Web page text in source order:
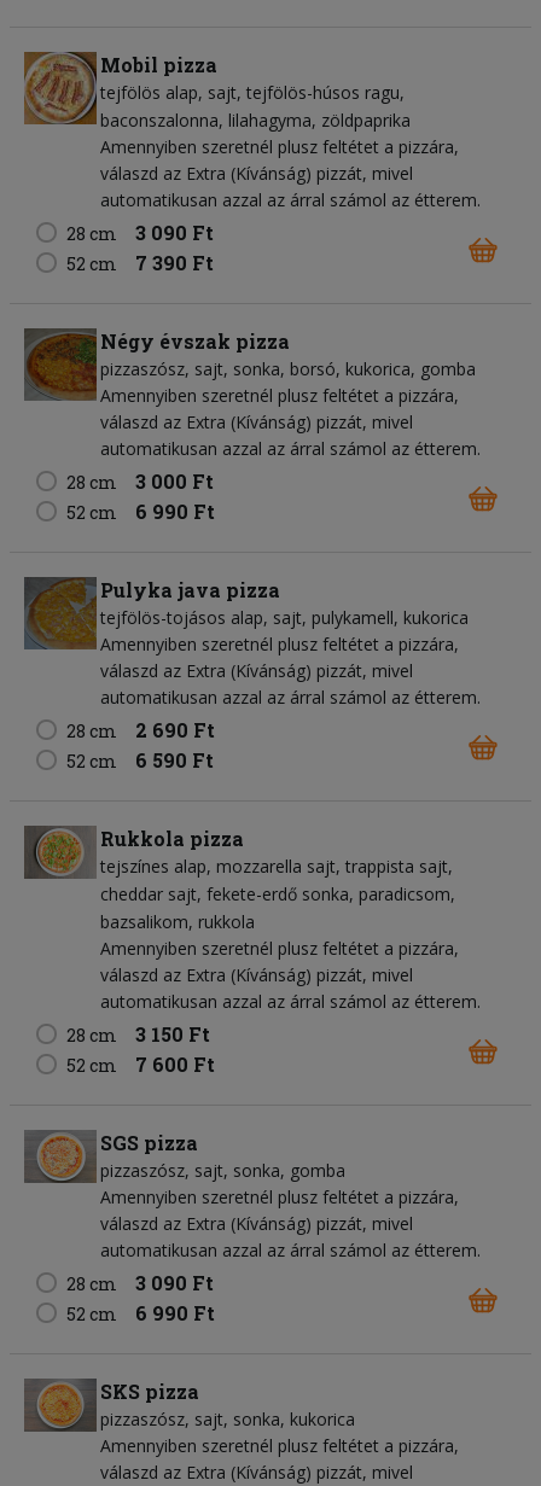
Mobil pizza
tejfölös alap sajt tejfölös-húsos ragu
baconszalonna lilahagyma zöldpaprika
Amennyiben szeretnél plusz feltétet a pizzára,
válaszd az Extra (Kívánság) pizzát, mivel
automatikusan azzal az árral számol az étterem.
28 cm
3 090 Ft
52 cm 7 390 Ft
Négy évszak pizza
pizzaszósz sajt sonka borsó kukorica gomba
Amennyiben szeretnél plusz feltétet a pizzára,
válaszd az Extra (Kívánság) pizzát, mivel
automatikusan azzal az árral számol az étterem.
28 cm
3 000 Ft
52 cm 6 990 Ft
Pulyka java pizza
tejfölös-tojásos alap sajt pulykamell kukorica
Amennyiben szeretnél plusz feltétet a pizzára,
válaszd az Extra (Kívánság) pizzát, mivel
automatikusan azzal az árral számol az étterem.
28 cm
2 690 Ft
52 cm 6 590 Ft
Rukkola pizza
tejszínes alap mozzarella sajt trappista sajt
cheddar sajt fekete-erdő sonka paradicsom
bazsalikom rukkola
Amennyiben szeretnél plusz feltétet a pizzára,
válaszd az Extra (Kívánság) pizzát, mivel
automatikusan azzal az árral számol az étterem.
28 cm
3 150 Ft
52 cm 7 600 Ft
SGS pizza
pizzaszósz sajt sonka gomba
Amennyiben szeretnél plusz feltétet a pizzára,
válaszd az Extra (Kívánság) pizzát, mivel
automatikusan azzal az árral számol az étterem.
28 cm
3 090 Ft
52 cm 6 990 Ft
SKS pizza
pizzaszósz sajt sonka kukorica
Amennyiben szeretnél plusz feltétet a pizzára,
válaszd az Extra (Kívánság) pizzát, mivel